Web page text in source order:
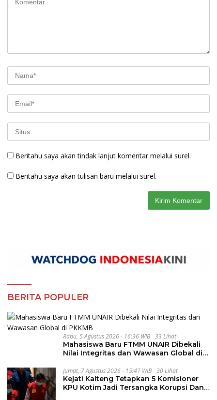
Beritahu saya akan tindak lanjut komentar melalui surel.
Beritahu saya akan tulisan baru melalui surel.
BERITA POPULER
Rabu, 5 Agustus 2026 - 16:36 WIB 33 Lihat
Mahasiswa Baru FTMM UNAIR Dibekali
Nilai Integritas dan Wawasan Global di
Jumat, 7 Agustus 2026 - 15:47 WIB 30 Lihat
Kejati Kalteng Tetapkan 5 Komisioner
KPU Kotim Jadi Tersangka Korupsi Dana